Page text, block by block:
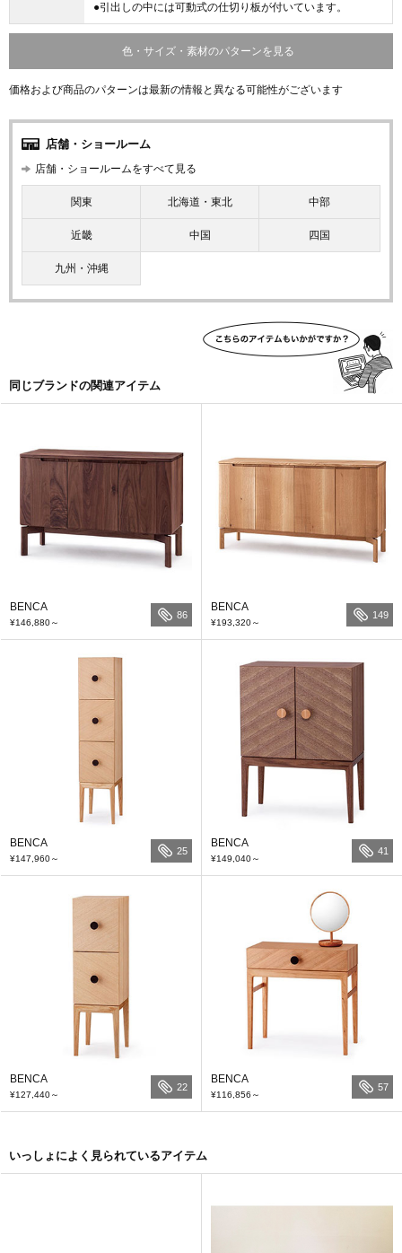
●引出しの中には可動式の仕切り板が付いています。
色・サイズ・素材のパターンを見る
価格および商品のパターンは最新の情報と異なる可能性がございます
店舗・ショールーム
店舗・ショールームをすべて見る
関東 北海道・東北 中部
近畿 中国 四国
九州・沖縄
同じブランドの関連アイテム
BENCA
¥146,880～
86
BENCA
¥193,320～
149
BENCA
¥147,960～
25
BENCA
¥149,040～
41
BENCA
¥127,440～
22
BENCA
¥116,856 ～
57
いっしょによく見られているアイテム